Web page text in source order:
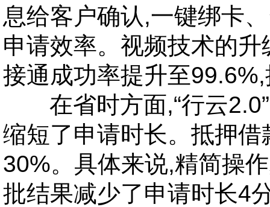
息给客户确认,一键绑卡
申请效率。视频技术的
接通成功率提升至
在省时方面,“行云2.0”
缩短了申请时长。抵押
30%。具体来说,精简操
批结果减少了申请时长4